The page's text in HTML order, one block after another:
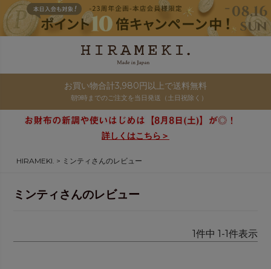
お買い物合計3,980円以上で送料無料
朝9時までのご注文を当日発送（土日祝除く）
詳しくはこちら＞
HIRAMEKI. ミンティさんのレビュー
ミンティさんのレビュー
1件中 1 -1件表示